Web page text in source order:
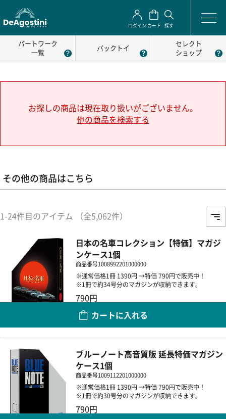
ログイン カート 探す
パートワーク
一覧
パックトイ
セレクト
ショップ
お探しの商品は現在取り扱いがございません。
他の商品を検索する
その他の商品はこちら
1-24件目のアイテム （全5,062件）
日本の名車コレクション【特価】マガジ
ンケース1個
商品番号1008992201000000
※通常価格1冊 1390円 →特価 790円で販売中！
※1冊で約34号分のマガジンが収納できます。
790円
カートに入れる
ブルーノート高音質版 延長特価マガジン
ケース1個
商品番号1009112201000000
※通常価格1冊 1390円 →特価 790円で販売中！
※1冊で約30号分のマガジンが収納できます。
790円